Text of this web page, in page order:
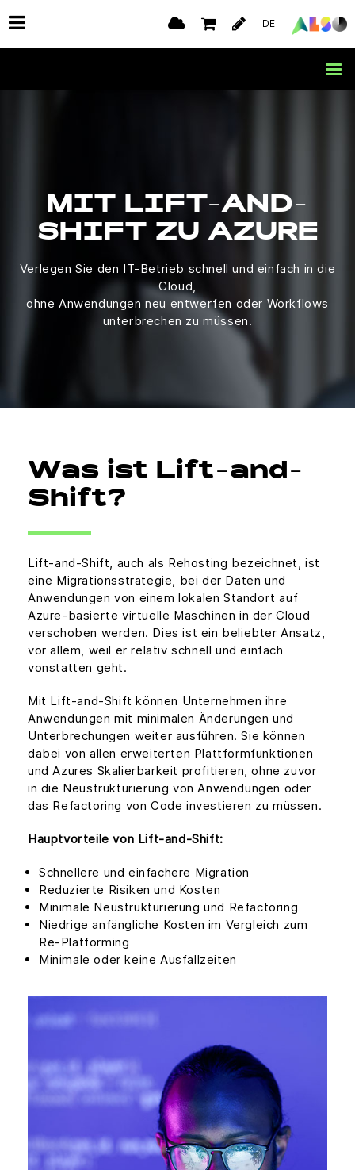
DE
MIT LIFT-AND-
SHIFT ZU AZURE
Verlegen Sie den IT-Betrieb schnell und einfach in die
Cloud,
ohne Anwendungen neu entwerfen oder Workflows
unterbrechen zu müssen.
Was ist Lift-and-
Shift?
Lift-and-Shift, auch als Rehosting bezeichnet, ist
eine Migrationsstrategie, bei der Daten und
Anwendungen von einem lokalen Standort auf
Azure-basierte virtuelle Maschinen in der Cloud
verschoben werden. Dies ist ein beliebter Ansatz,
vor allem, weil er relativ schnell und einfach
vonstatten geht.
Mit Lift-and-Shift können Unternehmen ihre
Anwendungen mit minimalen Änderungen und
Unterbrechungen weiter ausführen. Sie können
dabei von allen erweiterten Plattformfunktionen
und Azures Skalierbarkeit profitieren, ohne zuvor
in die Neustrukturierung von Anwendungen oder
das Refactoring von Code investieren zu müssen.
Hauptvorteile von Lift-and-Shift:
Schnellere und einfachere Migration
Reduzierte Risiken und Kosten
Minimale Neustrukturierung und Refactoring
Niedrige anfängliche Kosten im Vergleich zum
Re-Platforming
Minimale oder keine Ausfallzeiten